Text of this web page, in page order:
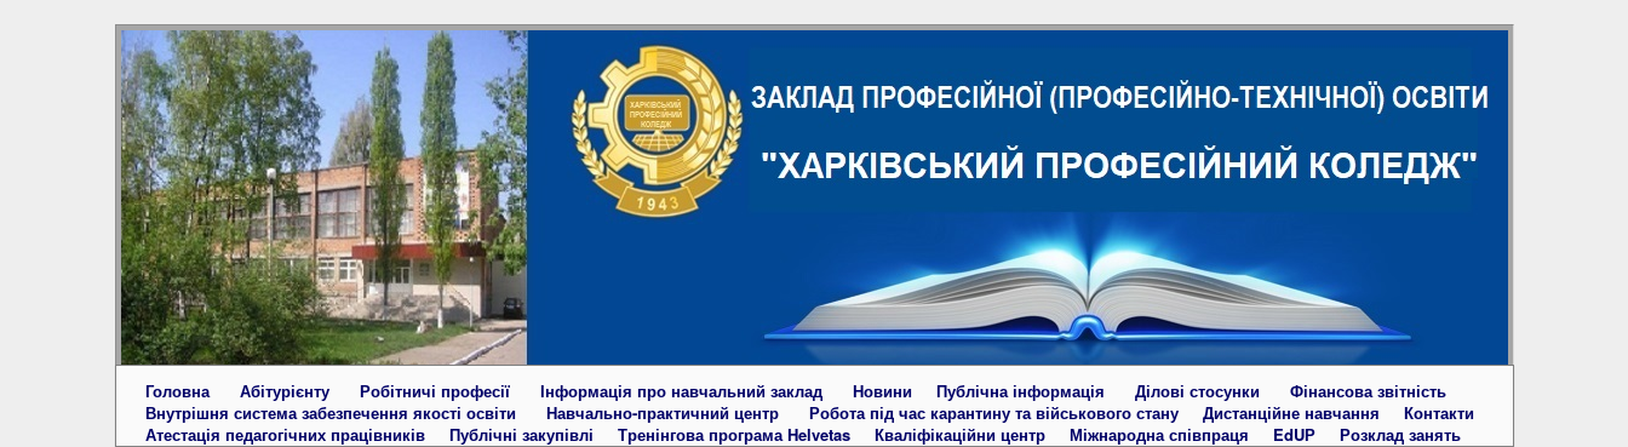
Головна Абітурієнту Робітничі професії Інформація про навчальний заклад Новини Публічна інформація Ділові стосунки
Фінансова звітність
Внутрішня система забезпечення якості освіти
Навчально-практичний центр Робота під час карантину та військового стану Дистанційне навчання
Контакти
Атестація педагогічних працівників
Публічні закупівлі Тренінгова програма Helvetas Кваліфікаційни центр Міжнародна співпраця EdUР Розклад занять